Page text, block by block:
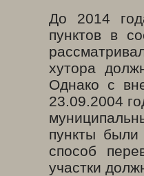
До 2014
пунктов в
хутора
Однако с
23.09.2004
пункты
способ
участки